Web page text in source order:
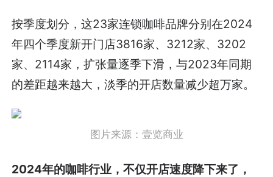
按季度划分，这23家连锁咖啡品牌分别在2024
年四个季度新开门店3816家、3212家、3202
家、2114家，扩张量逐季下滑，与2023年同期
的差距越来越大，淡季的开店数量减少超万家。
图片来源：壹览商业
2024年的咖啡行业，不仅开店速度降下来了，